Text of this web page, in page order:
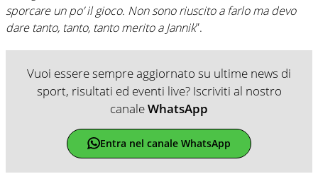
sporcare un po’ il gioco. Non sono riuscito a farlo ma devo
dare tanto, tanto, tanto merito a Jannik”.
Vuoi essere sempre aggiornato su ultime news di
sport, risultati ed eventi live? Iscriviti al nostro
canaleWhatsApp
Entra nel canale WhatsApp